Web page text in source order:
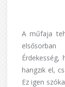
A műfaja
elsősorban
Érdekesség,
hangzik el,
Ez igen